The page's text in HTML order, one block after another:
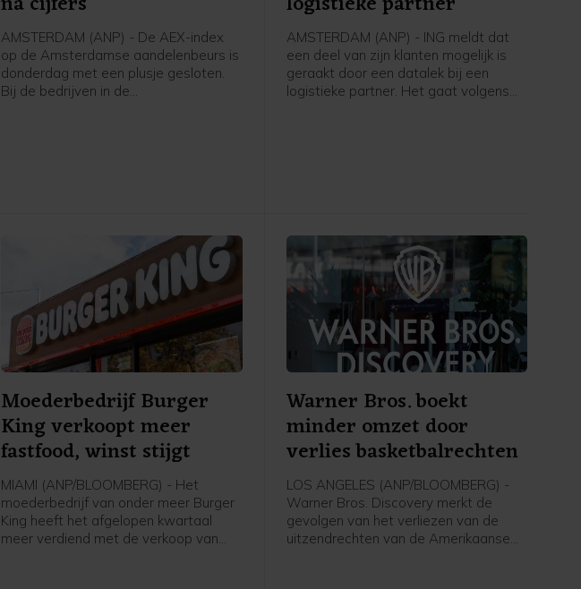
AMSTERDAM (ANP) - De AEX-index
op de Amsterdamse aandelenbeurs is
donderdag met een plusje gesloten.
Bij de bedrijven in de
AMSTERDAM (ANP) - ING meldt dat
een deel van zijn klanten mogelijk is
geraakt door een datalek bij een
logistieke partner. Het gaat volgens
van klanten en de systemen van ING
zouden er niet bij betrokken zijn.
Moederbedrijf Burger
King verkoopt meer
fastfood, winst stijgt
MIAMI (ANP/BLOOMBERG) - Het
moederbedrijf van onder meer Burger
King heeft het afgelopen kwartaal
meer verdiend met de verkoop van
Warner Bros. boekt
minder omzet door
verlies basketbalrechten
LOS ANGELES (ANP/BLOOMBERG) -
Warner Bros. Discovery merkt de
gevolgen van het verliezen van de
uitzendrechten van de Amerikaanse